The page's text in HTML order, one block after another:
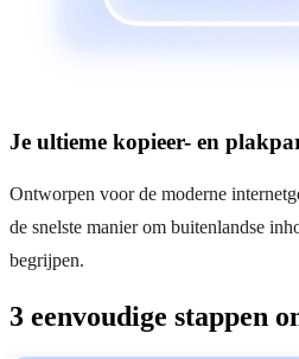
Je ultieme kopieer- en
Ontworpen voor de moderne
de snelste manier om buitenlandse
begrijpen.
3 eenvoudige stappen